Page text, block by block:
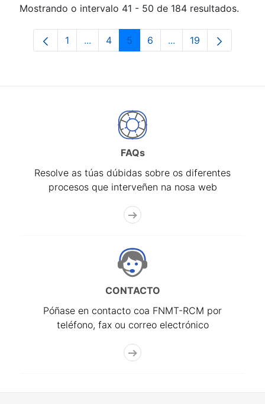
Mostrando o intervalo 41 - 50 de 184 resultados.
Páxina
1 ...Páxinas intermedias Use pestaña para
Páxina
4 Páxina
5 Páxina
6 ...Páxinas intermedias
Páxina
19
FAQs
Resolve as túas dúbidas sobre os diferentes
procesos que interveñen na nosa web
CONTACTO
Póñase en contacto coa FNMT-RCM por
teléfono, fax ou correo electrónico